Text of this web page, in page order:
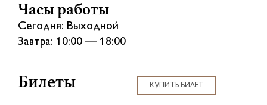
Часы работы
Сегодня: Выходной
Завтра: 10:00 — 18:00
Билеты КУПИТЬ БИЛЕТ